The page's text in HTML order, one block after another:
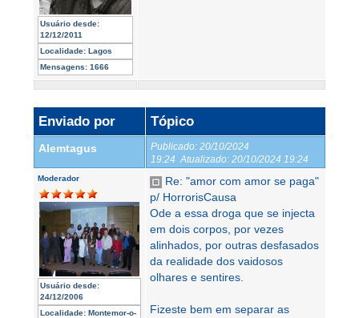
Usuário desde:
12/12/2011
Localidade: Lagos
Mensagens: 1666
Enviado por Tópico
Alemtagus Publicado: 20/10/2024
19:24 Atualizado: 20/10/2024 19:24
Moderador
Usuário desde:
24/12/2006
Localidade: Montemor-o-
Re: "amor com amor se paga"
p/ HorrorisCausa
Ode a essa droga que se injecta
em dois corpos, por vezes
alinhados, por outras desfasados
da realidade dos vaidosos
olhares e sentires.
Fizeste bem em separar as